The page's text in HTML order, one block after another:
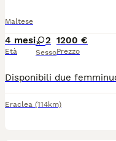
Maltese
4 mesi
Età
2
Sesso
1200 €
Prezzo
Eraclea (114km)